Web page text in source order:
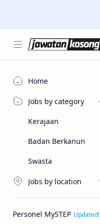
Home
Jobs by category
Kerajaan
Badan Berkanun
Swasta
Jobs by location
Personel MySTEP